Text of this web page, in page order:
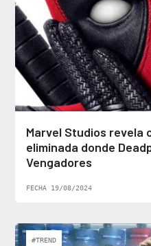
Marvel Studios revela
eliminada donde
Vengadores
FECHA 19/08/2024
#TREND